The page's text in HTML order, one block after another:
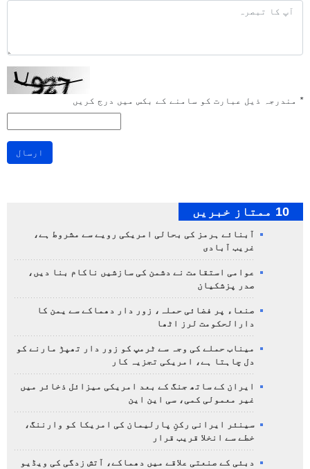
* مندرجہ ذیل عبارت کو سامنے کے بکس میں درج کریں
ارسال
10 ممتاز خبریں
آبنائے ہرمز کی بحالی امریکی رویے سے مشروط ہے،
غریب آبادی
عوامی استقامت نے دشمن کی سازشیں ناکام بنا دیں،
صدر پزشکیان
صنعاء پر فضائی حملہ، زور دار دھماکے سے یمن کا
دارالحکومت لرز اٹھا
میناب حملے کی وجہ سے ٹرمپ کو زور دار تھپڑ مارنے کو
دل چاہتا ہے، امریکی تجزیہ کار
ایران کے ساتھ جنگ کے بعد امریکی میزائل ذخائر میں
غیر معمولی کمی، سی این این
سینئر ایرانی رکنِ پارلیمان کی امریکا کو وارننگ،
خطے سے انخلا قریب قرار
دبئی کے صنعتی علاقے میں دھماکے، آتش زدگی کی ویڈیو